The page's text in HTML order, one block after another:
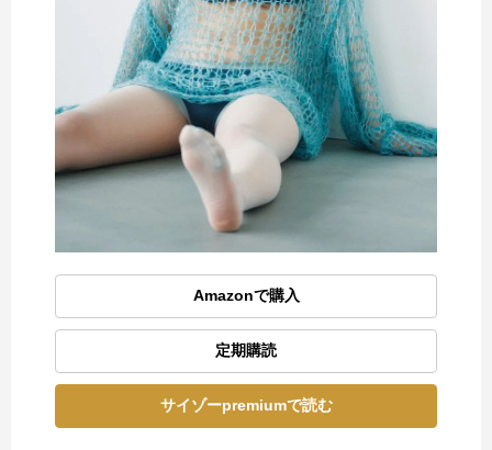
Amazonで購入
定期購読
サイゾーpremiumで読む